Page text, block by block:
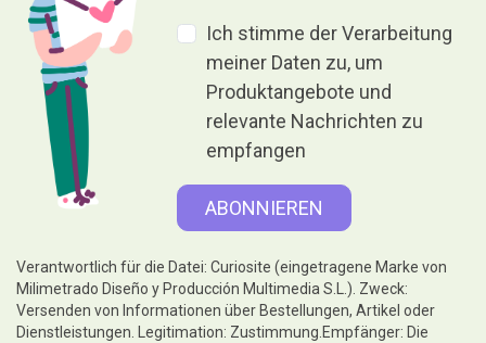
Ich stimme der Verarbeitung
meiner Daten zu, um
Produktangebote und
relevante Nachrichten zu
empfangen
Verantwortlich für die Datei: Curiosite (eingetragene Marke von
Milimetrado Diseño y Producción Multimedia S.L.). Zweck:
Versenden von Informationen über Bestellungen, Artikel oder
Dienstleistungen. Legitimation: Zustimmung.Empfänger: Die